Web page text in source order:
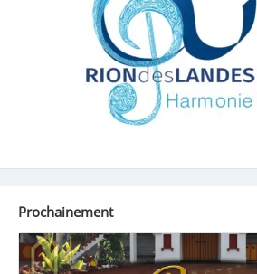
Prochainement